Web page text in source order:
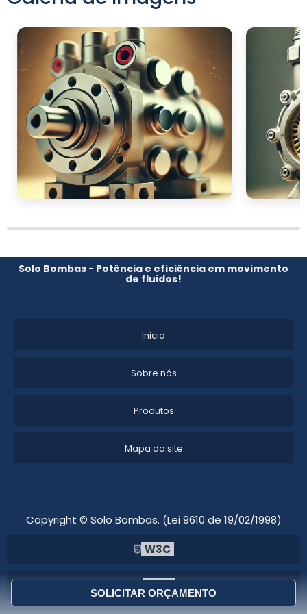
necessidades e setores. Nossos especialistas
estão prontos para ajudar você na escolha
ideal que se encaixe perfeitamente nos seus
requisitos.
Entre em contato conosco hoje mesmo e
solicite um orçamento personalizado.
Descubra como podemos contribuir para a
eficiência e economia da sua empresa com
nossas soluções de qualidade no
fornecimento de água.
SOLICITAR ORÇAMENTO
Solo Bombas - Potência e eficiência em movimento
de fluidos!
Inicio
Sobre nós
Produtos
Mapa do site
Copyright © Solo Bombas. (Lei 9610 de 19/02/1998)
W3C